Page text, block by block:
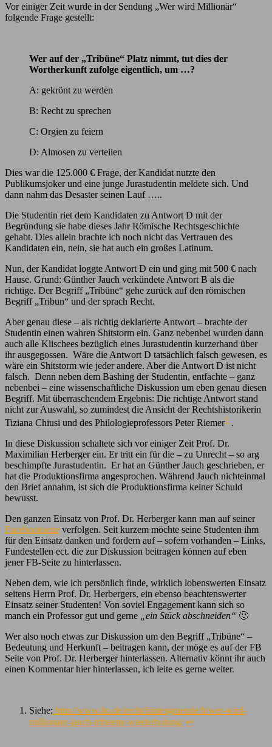
Vor einiger Zeit wurde in der Sendung „Wer wird Millionär“
folgende Frage gestellt:
Wer auf der „Tribüne“ Platz nimmt, tut dies der
Wortherkunft zufolge eigentlich, um …?
A: gekrönt zu werden
B: Recht zu sprechen
C: Orgien zu feiern
D: Almosen zu verteilen
Dies war die 125.000 € Frage, der Kandidat nutzte den
Publikumsjoker und eine junge Jurastudentin meldete sich. Und
dann nahm das Desaster seinen Lauf …..
Die Studentin riet dem Kandidaten zu Antwort D mit der
Begründung sie habe dieses Jahr Römische Rechtsgeschichte
gehabt. Dies allein brachte ich noch nicht das Vertrauen des
Kandidaten ein, nein, sie hat auch ein großes Latinum.
Nun, der Kandidat loggte Antwort D ein und ging mit 500 € nach
Hause. Grund: Günther Jauch verkündete Antwort B als die
richtige. Der Begriff „Tribüne“ gehe zurück auf den römischen
Begriff „Tribun“ und der sprach Recht.
Aber genau diese – als richtig deklarierte Antwort – brachte der
Studentin einen wahren Shitstorm ein. Ganz nebenbei wurden dann
auch alle Klischees bezüglich eines Jurastudentin kurzerhand über
ihr ausgegossen. Wäre die Antwort D tatsächlich falsch gewesen, es
wäre ein Shitstorm wie jeder andere. Aber die Antwort D ist nicht
falsch. Denn neben dem Bashing der Studentin, entfachte – ganz
nebenbei – eine wissenschaftliche Diskussion um eben genau diesen
Begriff. Mit überraschendem Ergebnis: Die richtige Antwort stand
nicht zur Auswahl, so zumindest die Ansicht der Rechtshistorikerin
Tiziana Chiusi und des Philologieprofessors Peter Riemer1 .
In diese Diskussion schaltete sich vor einiger Zeit Prof. Dr.
Maximilian Herberger ein. Er tritt ein für die – zu Unrecht – so arg
beschimpfte Jurastudentin. Er hat an Günther Jauch geschrieben, er
hat die Produktionsfirma angesprochen. Während Jauch nichteinmal
den Brief annahm, ist sich die Produktionsfirma keiner Schuld
bewusst.
Den ganzen Einsatz von Prof. Dr. Herberger kann man auf seiner
Facebookseite verfolgen. Seit kurzem möchte seine Studenten ihm
für den Einsatz danken und fordern auf – sofern vorhanden – Links,
Fundestellen ect. die zur Diskussion beitragen können auf eben
jener FB-Seite zu hinterlassen.
Neben dem, wie ich persönlich finde, wirklich lobenswerten Einsatz
seitens Herrn Prof. Dr. Herbergers, ein ebenso beachtenswerter
Einsatz seiner Studenten! Von soviel Engagement kann sich so
manch ein Professor gut und gerne
„ein Stück abschneiden“ 🙂
Wer also noch etwas zur Diskussion um den Begriff „Tribüne“ –
Bedeutung und Herkunft – beitragen kann, der möge es auf der FB
Seite von Prof. Dr. Herberger hinterlassen. Alternativ könnt ihr auch
einen Kommentar hier hinterlassen, ich leite es gerne weiter.
Siehe: http://www.lto.de/recht/hintergruende/h/wer-wird-
millionaer-jauch-tribuene-wiederholung/ ↩